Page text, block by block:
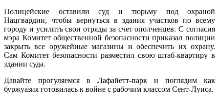
Полицейские оставили суд и тюрьму под охраной
Нацгвардии, чтобы вернуться в здания участков по всему
городу и усилить свои отряды за счет ополченцев. С согласия
мэра Комитет общественной безопасности приказал полиции
закрыть все оружейные магазины и обеспечить их охрану.
Сам Комитет безопасности разместил свою штаб-квартиру в
здании суда.
Давайте прогуляемся в Лафайетт-парк и поглядим как
буржуазия готовилась к войне с рабочим классом Сент-Луиса.